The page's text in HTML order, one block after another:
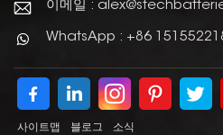
이메일 :
WhatsApp : +86
사이트맵 블로그
소식